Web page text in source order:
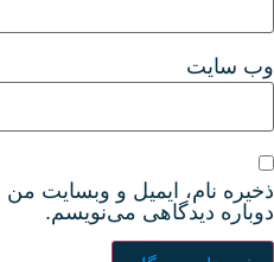
وب‌ سایت
ذخیره نام، ایمیل و وبسایت
دوباره دیدگاهی می‌نویسم.